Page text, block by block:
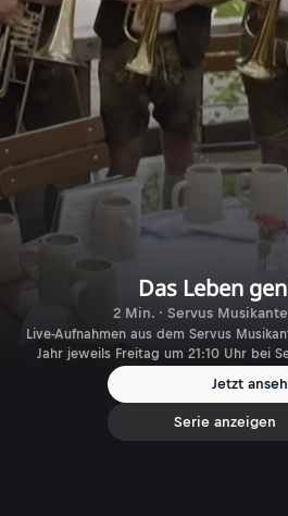
Das Leben
2 Min. · Servus
Live-Aufnahmen aus dem Servus
Jahr jeweils Freitag um 21:10 Uhr bei
Jetzt
Serie anzeigen